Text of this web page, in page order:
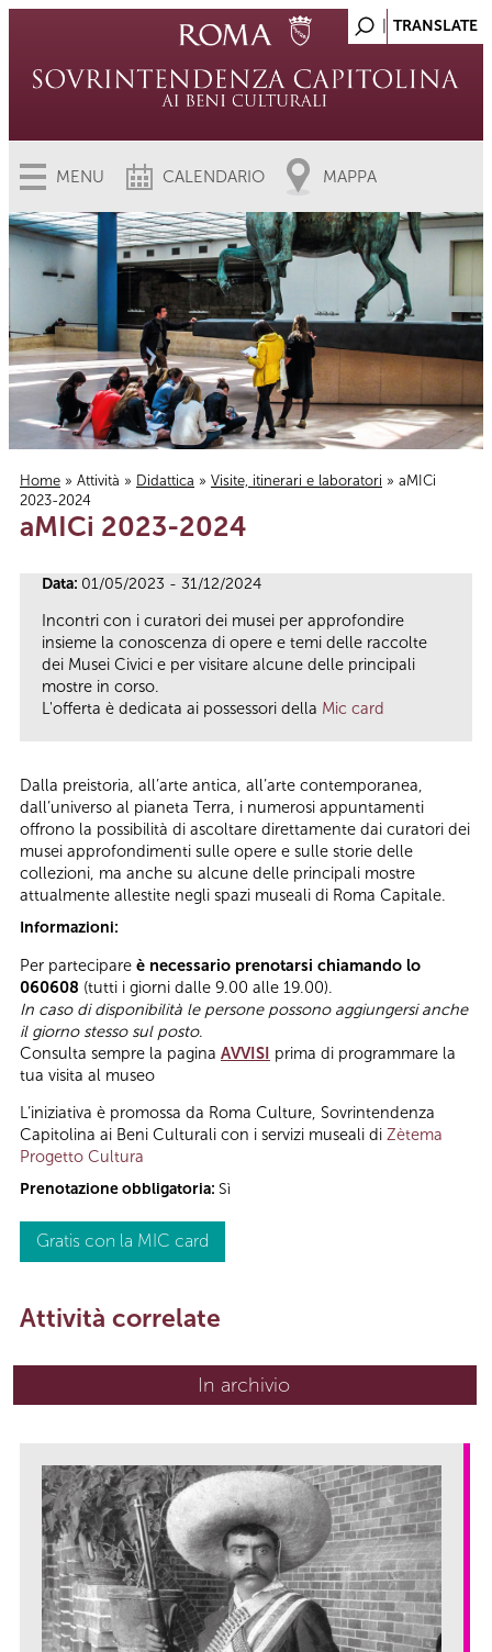
MENU CALENDARIO MAPPA
Tu sei qui
Home » Attività » Didattica » Visite, itinerari e laboratori » aMICi
2023-2024
aMICi 2023-2024
Data: 01/05/2023 - 31/12/2024
Incontri con i curatori dei musei per approfondire
insieme la conoscenza di opere e temi delle raccolte
dei Musei Civici e per visitare alcune delle principali
mostre in corso.
L'offerta è dedicata ai possessori della Mic card
Dalla preistoria, all’arte antica, all’arte contemporanea,
dall’universo al pianeta Terra, i numerosi appuntamenti
offrono la possibilità di ascoltare direttamente dai curatori dei
musei approfondimenti sulle opere e sulle storie delle
collezioni, ma anche su alcune delle principali mostre
attualmente allestite negli spazi museali di Roma Capitale.
Informazioni:
Per partecipare è necessario prenotarsi chiamando lo
060608 (tutti i giorni dalle 9.00 alle 19.00).
In caso di disponibilità le persone possono aggiungersi anche
il giorno stesso sul posto.
Consulta sempre la pagina AVVISI prima di programmare la
tua visita al museo
L’iniziativa è promossa da Roma Culture, Sovrintendenza
Capitolina ai Beni Culturali con i servizi museali di Zètema
Progetto Cultura
Prenotazione obbligatoria: Sì
Gratis con la MIC card
Attività correlate
In archivio